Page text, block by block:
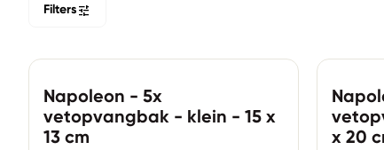
Filters tune
Napoleon - 5x
vetopvangbak - klein - 15 x
13 cm
x 20